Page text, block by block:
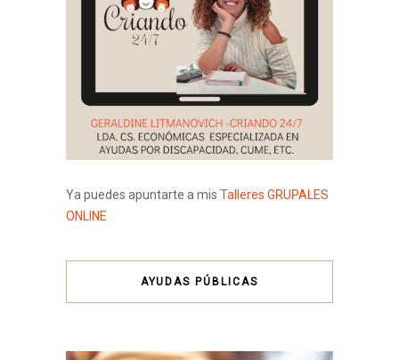
Ya puedes apuntarte a mis Talleres GRUPALES
ONLINE
AYUDAS PÚBLICAS